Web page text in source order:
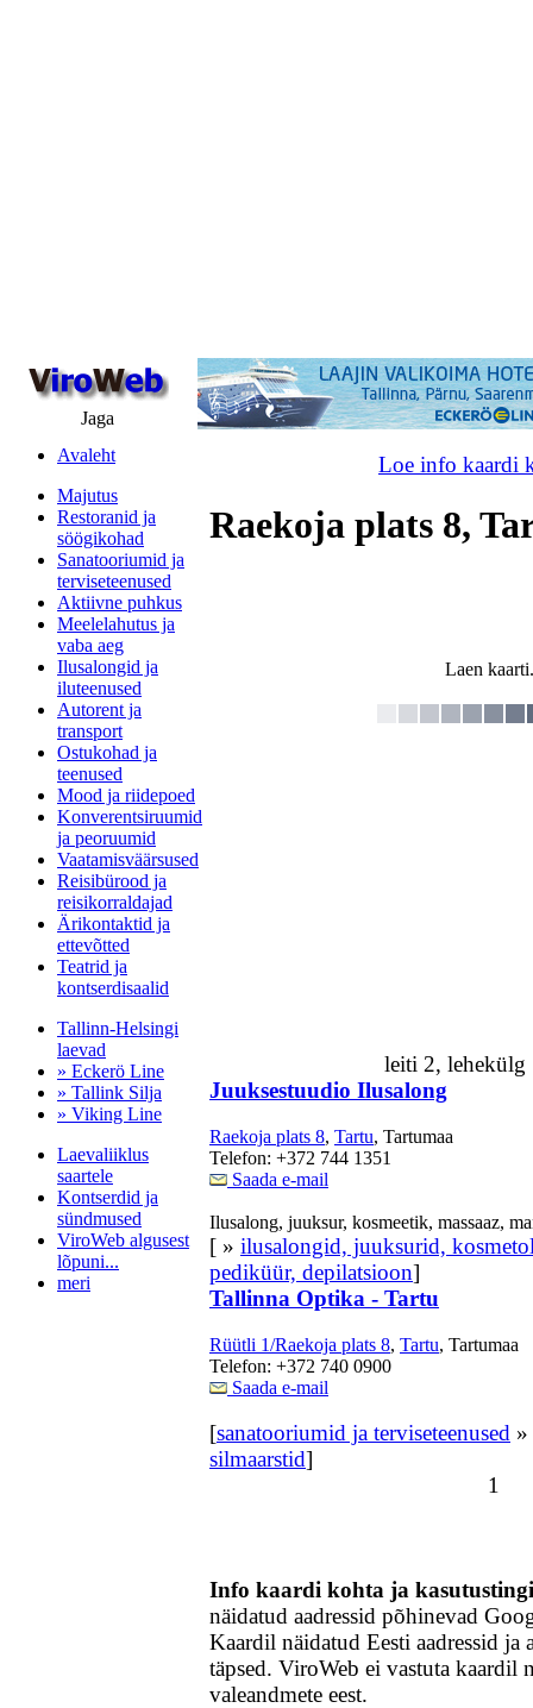
Jaga
Avaleht
Majutus
Restoranid ja
söögikohad
Sanatooriumid ja
terviseteenused
Aktiivne puhkus
Meelelahutus ja
vaba aeg
Ilusalongid ja
iluteenused
Autorent ja
transport
Ostukohad ja
teenused
Mood ja riidepoed
Konverentsiruumid
ja peoruumid
Vaatamisväärsused
Reisibürood ja
reisikorraldajad
Ärikontaktid ja
ettevõtted
Teatrid ja
kontserdisaalid
Tallinn-Helsingi
laevad
» Eckerö Line
» Tallink Silja
» Viking Line
Laevaliiklus
saartele
Kontserdid ja
sündmused
ViroWeb algusest
lõpuni...
meri
Loe info kaardi
Raekoja plats 8,
Laen
leiti 2,
Juuksestuudio Ilusalong
Raekoja plats 8, Tartu, Tartumaa
Telefon: +372 744 1351
Saada e-mail
Ilusalong, juuksur, kosmeetik, massaaz,
[ » ilusalongid, juuksurid,
pediküür, depilatsioon]
Tallinna Optika - Tartu
Rüütli 1/Raekoja plats 8, Tartu, Tartumaa
Telefon: +372 740 0900
Saada e-mail
[sanatooriumid ja terviseteenused »
silmaarstid]
1
Info kaardi kohta ja
näidatud aadressid põhinevad
Kaardil näidatud Eesti aadressid ja
täpsed. ViroWeb ei vastuta kaardil
valeandmete eest.